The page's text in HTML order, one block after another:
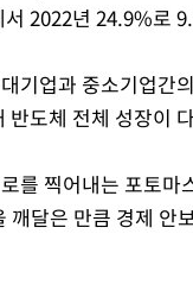
2022년 24.9%로
기업과 중소기업간
반도체 전체 성장이
를 찍어내는 포토
달은 만큼 경제 안